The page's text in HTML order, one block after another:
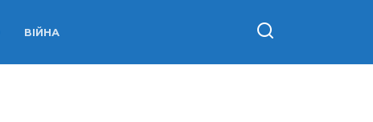
ВІЙНА